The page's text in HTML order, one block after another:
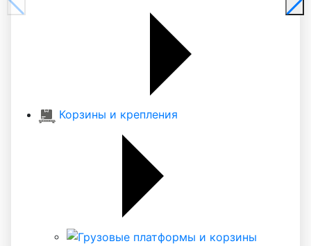
Корзины и крепления